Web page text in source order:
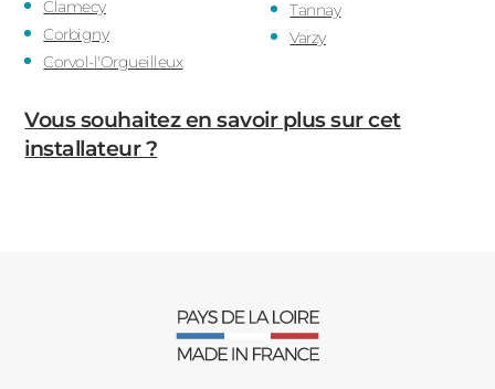
Clamecy
Corbigny
Corvol-l'Orgueilleux
Tannay
Varzy
Vous souhaitez en savoir plus sur cet
installateur ?